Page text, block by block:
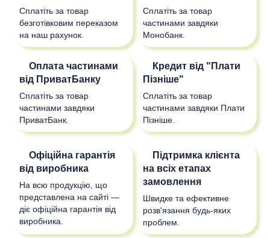
Сплатіть за товар
безготівковим переказом
на наш рахунок.
Сплатіть за товар
частинами завдяки
Монобанк.
Оплата частинами
від ПриватБанку
Сплатіть за товар
частинами завдяки
ПриватБанк.
Кредит від "Плати
Пізніше"
Сплатіть за товар
частинами завдяки Плати
Пізніше.
Офіційна гарантія
від виробника
На всю продукцію, що
представлена на сайті —
діє офіційна гарантія від
виробника.
Підтримка клієнта
на всіх етапах
замовлення
Швидке та ефективне
розв'язання будь-яких
проблем.